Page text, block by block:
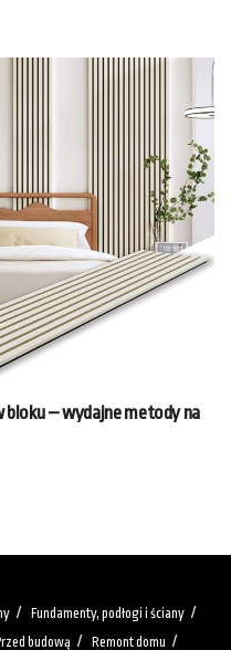
bloku – wydajne metody na
Fundamenty, podłogi i ściany
budową Remont domu